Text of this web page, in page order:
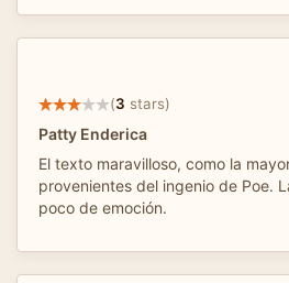
(3 stars)
Patty Enderica
El texto maravilloso, como la
provenientes del ingenio de Poe.
poco de emoción.